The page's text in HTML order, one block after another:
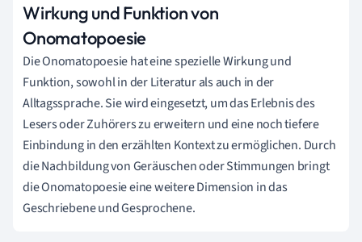
Wirkung und Funktion von
Onomatopoesie
Die Onomatopoesie hat eine spezielle Wirkung und
Funktion, sowohl in der Literatur als auch in der
Alltagssprache. Sie wird eingesetzt, um das Erlebnis des
Lesers oder Zuhörers zu erweitern und eine noch tiefere
Einbindung in den erzählten Kontext zu ermöglichen. Durch
die Nachbildung von Geräuschen oder Stimmungen bringt
die Onomatopoesie eine weitere Dimension in das
Geschriebene und Gesprochene.